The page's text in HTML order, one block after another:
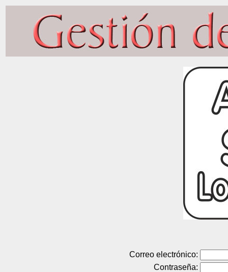
Correo electrónico:
Contraseña: